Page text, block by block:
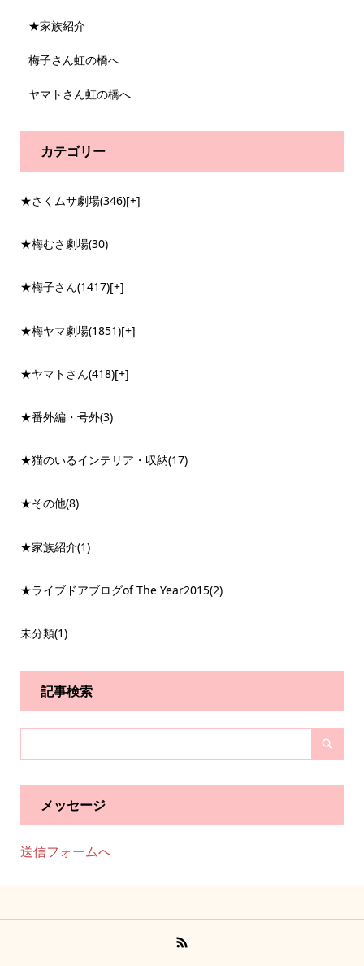
★家族紹介
梅子さん虹の橋へ
ヤマトさん虹の橋へ
カテゴリー
★さくムサ劇場(346)[+]
★梅むさ劇場(30)
★梅子さん(1417)[+]
★梅ヤマ劇場(1851)[+]
★ヤマトさん(418)[+]
★番外編・号外(3)
★猫のいるインテリア・収納(17)
★その他(8)
★家族紹介(1)
★ライブドアブログof The Year2015(2)
未分類(1)
記事検索
メッセージ
送信フォームへ